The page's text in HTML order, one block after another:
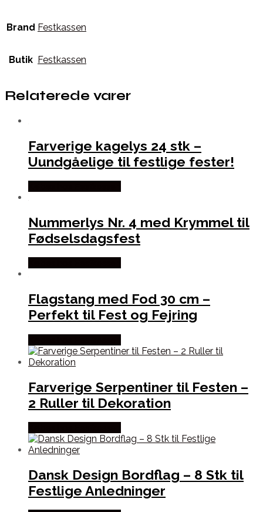
Brand Festkassen
Butik Festkassen
Relaterede varer
Farverige kagelys 24 stk –
Uundgåelige til festlige fester!
Nummerlys Nr. 4 med Krymmel til
Fødselsdagsfest
Flagstang med Fod 30 cm –
Perfekt til Fest og Fejring
Farverige Serpentiner til Festen –
2 Ruller til Dekoration
Dansk Design Bordflag – 8 Stk til
Festlige Anledninger